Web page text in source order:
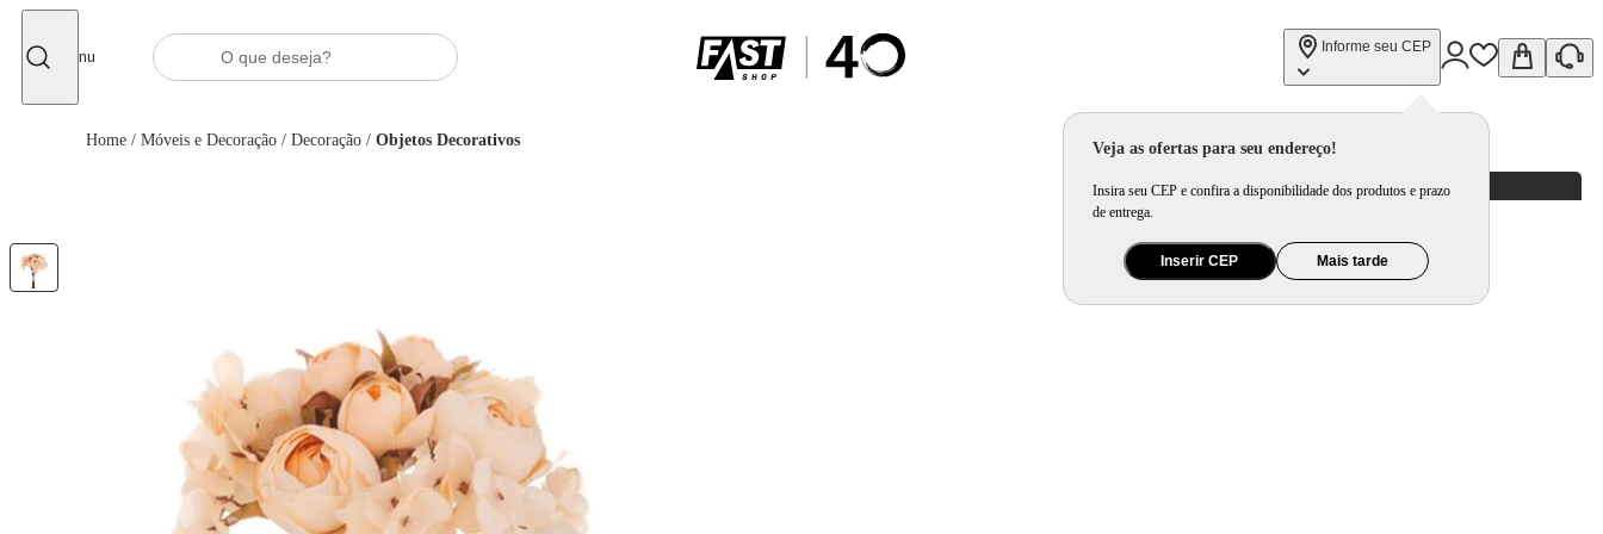
Menu
Informe seu CEP
Veja as ofertas para seu endereço!
Insira seu CEP e confira a disponibilidade dos produtos e prazo
de entrega.
Inserir CEP Mais tarde
Home / Móveis e Decoração / Decoração / Objetos Decorativos